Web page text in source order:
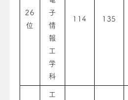
26
位
子
情
報
工
学
科
114 135
工